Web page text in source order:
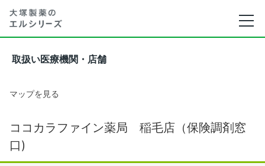
取扱い医療機関・店舗
マップを見る
ココカラファイン薬局 稲毛店（保険調剤窓
口)